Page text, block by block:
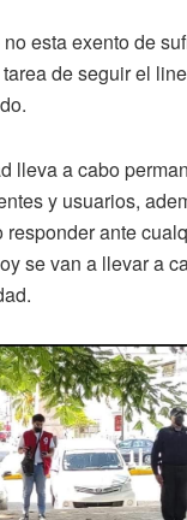
esta exento de
de seguir el
lleva a cabo
y usuarios,
ante
se van a llevar a